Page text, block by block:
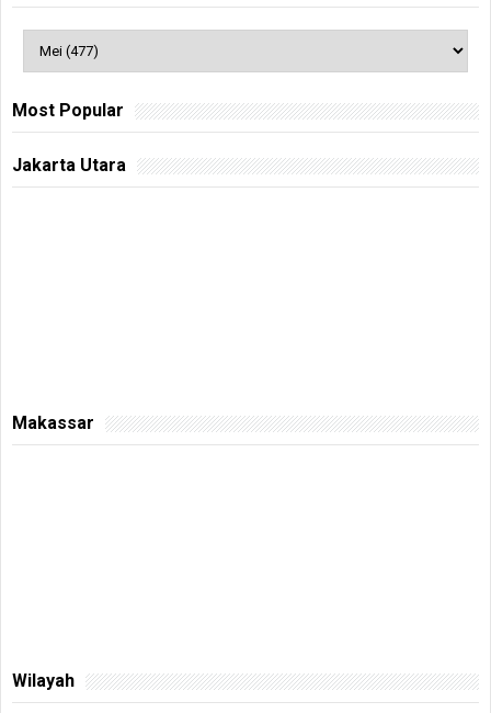
Most Popular
Jakarta Utara
Makassar
Wilayah